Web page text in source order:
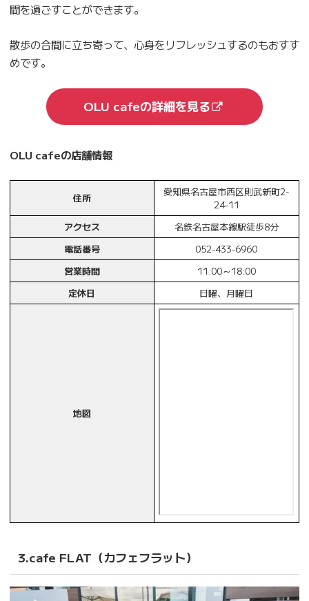
間を過ごすことができます。
散歩の合間に立ち寄って、心身をリフレッシュするのもおすす
めです。
OLU cafeの詳細を見る
OLU cafeの店舗情報
住所
愛知県名古屋市西区則武新町2-
24-11
アクセス
名鉄名古屋本線駅徒歩8分
電話番号
052-433-6960
営業時間
11:00～18:00
定休日
日曜、月曜日
地図
3.cafe FLAT（カフェフラット）